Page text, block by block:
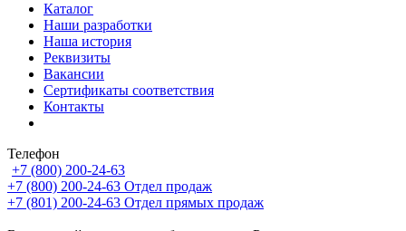
Каталог
Наши разработки
Наша история
Реквизиты
Вакансии
Сертификаты соответствия
Контакты
Телефон
+7 (800) 200-24-63
+7 (800) 200-24-63 Отдел продаж
+7 (801) 200-24-63 Отдел прямых продаж